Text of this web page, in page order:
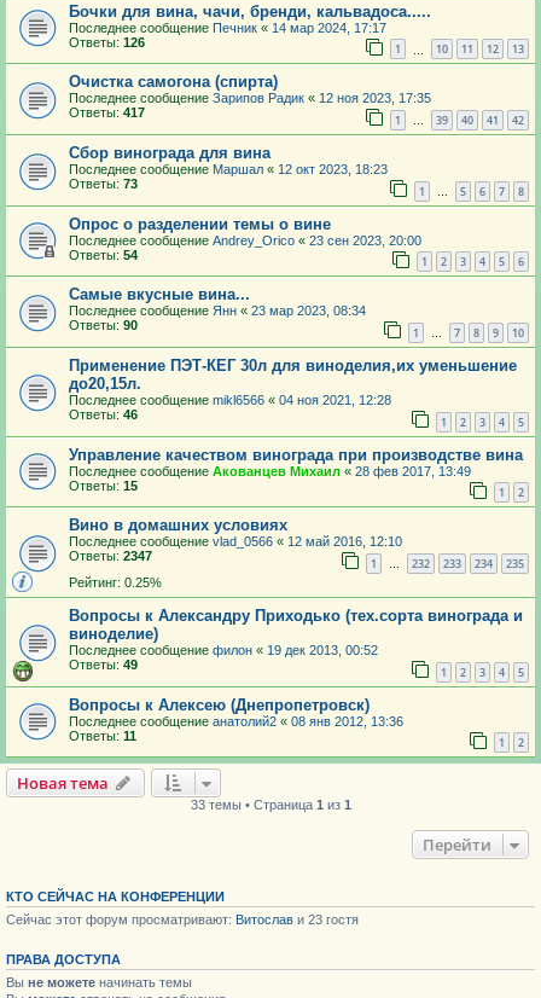
Бочки для вина, чачи, бренди, кальвадоса.....
Последнее сообщение Печник « 14 мар 2024, 17:17
Ответы: 126 1 10 11 12 13
Очистка самогона (спирта)
Последнее сообщение Зарипов Радик « 12 ноя 2023, 17:35
Ответы: 417 1 … 39 40 41 42
Сбор винограда для вина
Последнее сообщение Маршал « 12 окт 2023, 18:23
Ответы: 73 1 … 5 6 7 8
Опрос о разделении темы о вине
Последнее сообщение Andrey_Orico « 23 сен 2023, 20:00
Ответы: 54 1 2 3 4 5 6
Самые вкусные вина...
Последнее сообщение Янн « 23 мар 2023, 08:34
Ответы: 90 1 … 7 8 9 10
Применение ПЭТ-КЕГ 30л для виноделия,их уменьшение
до20,15л.
Последнее сообщение mikl6566 « 04 ноя 2021, 12:28
Ответы: 46 1 2 3 4 5
Управление качеством винограда при производстве вина
Последнее сообщение Акованцев Михаил « 28 фев 2017, 13:49
Ответы: 15 1 2
Вино в домашних условиях
Последнее сообщение vlad_0566 « 12 май 2016, 12:10
Ответы: 2347 1 … 232 233 234 235
Рейтинг: 0.25%
Вопросы к Александру Приходько (тех.сорта винограда и
виноделие)
Последнее сообщение филон « 19 дек 2013, 00:52
Ответы: 49 1 2 3 4 5
Вопросы к Алексею (Днепропетровск)
Последнее сообщение анатолий2 « 08 янв 2012, 13:36
Ответы: 11 1 2
Новая тема
33 темы • Страница 1 из 1
Перейти
КТО СЕЙЧАС НА КОНФЕРЕНЦИИ
Сейчас этот форум просматривают: Витослав и 23 гостя
ПРАВА ДОСТУПА
Вы не можете начинать темы